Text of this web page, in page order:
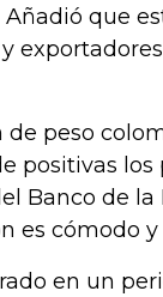
que
peso
positivas
Banco de
es cómodo
en un